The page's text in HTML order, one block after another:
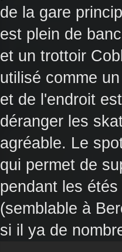
de la gare
est plein de
et un trottoir
utilisé comme
et de l'endroit
déranger les
agréable. Le
qui permet de
pendant les
(semblable à
si il ya de